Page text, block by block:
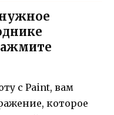
с Paint, вам
которое